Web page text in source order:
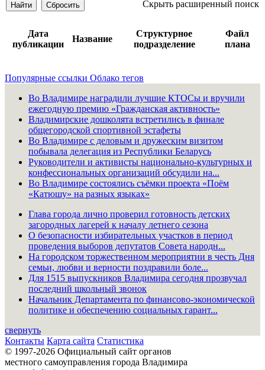
Скрыть расширенный поиск
Дата
публикации
Название
Структурное
подразделение
Файл
плана
Популярные ссылки Облако тегов
Во Владимире наградили лучшие КТОСы и вручили
ежегодную премию «Гражданская активность»
Владимирские дошколята встретились в финале
общегородской спортивной эстафеты
Во Владимире с деловым и дружеским визитом
побывала делегация из Республики Беларусь
Руководители и активисты национально-культурных и
конфессиональных организаций обсудили на...
Во Владимире состоялись съёмки проекта «Поём
«Катюшу» на разных языках»
Глава города лично проверил готовность детских
загородных лагерей к началу летнего сезона
О безопасности избирательных участков в период
проведения выборов депутатов Совета народн...
На городском торжественном мероприятии в честь Дня
семьи, любви и верности поздравили боле...
Для 1515 выпускников Владимира сегодня прозвучал
последний школьный звонок
Начальник Департамента по финансово-экономической
политике и обеспечению социальных гарант...
свернуть
Контакты Карта сайта Статистика
© 1997-2026 Официальный сайт органов
местного самоуправления города Владимира